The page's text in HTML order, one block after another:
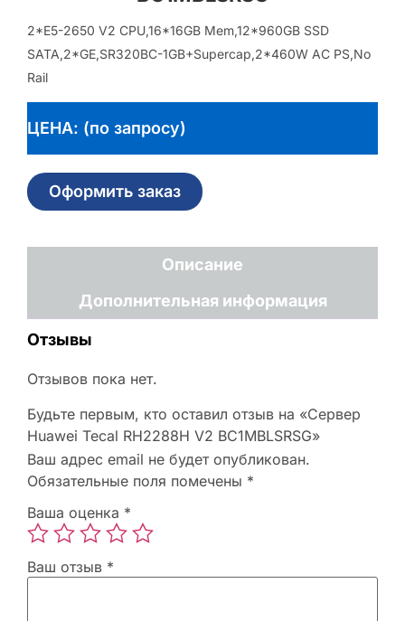
2*E5-2650 V2 CPU,16*16GB Mem,12*960GB SSD
SATA,2*GE,SR320BC-1GB+Supercap,2*460W AC PS,No
Rail
ЦЕНА: (по запросу)
Оформить заказ
Описание
Дополнительная информация
Отзывы
Отзывов пока нет.
Будьте первым, кто оставил отзыв на «Сервер
Huawei Tecal RH2288H V2 BC1MBLSRSG»
Ваш адрес email не будет опубликован.
Обязательные поля помечены *
Ваша оценка *
Ваш отзыв *